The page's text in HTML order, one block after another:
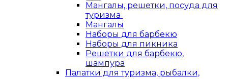
Мангалы, решетки, посуда для
туризма
Мангалы
Наборы для барбекю
Наборы для пикника
Решетки для барбекю,
шампура
Палатки для туризма, рыбалки,